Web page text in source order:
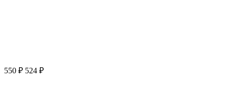
550 ₽ 524 ₽